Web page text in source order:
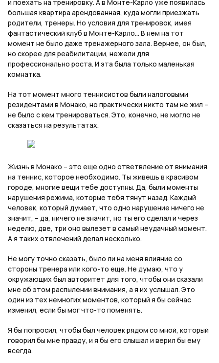
и поехать на тренировку. А в Монте-Карло уже появилась
большая квартира арендованная, куда могли приезжать
родители, тренеры. Но условия для тренировок, имея
фантастический клуб в Монте-Карло… В нем на тот
момент не было даже тренажерного зала. Вернее, он был,
но скорее для реабилитации, нежели для
профессионально роста. И эта была только маленькая
комнатка.
На тот момент много теннисистов были налоговыми
резидентами в Монако, но практически никто там не жил –
не было с кем тренироваться. Это, конечно, не могло не
сказаться на результатах.
Жизнь в Монако – это еще одно ответвление от внимания
на теннис, которое необходимо. Ты живешь в красивом
городе, многие вещи тебе доступны. Да, были моменты
нарушения режима, которые тебя тянут назад. Каждый
человек, который думает, что одно нарушение ничего не
значит, – да, ничего не значит, но ты его сделал и через
неделю, две, три оно вылезет в самый неудачный момент.
А я таких отвлечений делал несколько.
Не могу точно сказать, было ли на меня влияние со
стороны тренера или кого-то еще. Не думаю, что у
окружающих был авторитет для того, чтобы они сказали
мне об этом распылении внимания, а я их услышал. Это
один из тех немногих моментов, который я бы сейчас
изменил, если бы мог что-то поменять.
Я бы попросил, чтобы был человек рядом со мной, который
говорил бы мне правду, и я бы его слышал и верил бы ему
всегда.